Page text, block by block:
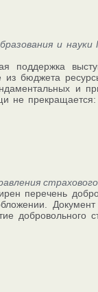
и науки
поддержка
из бюджета
и
не
перечень
добровольного